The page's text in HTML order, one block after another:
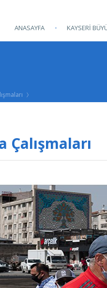
ANASAYFA KAYSERİ